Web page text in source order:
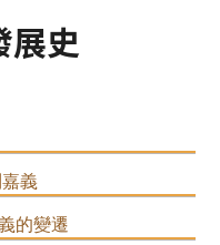
展史
義
的變遷